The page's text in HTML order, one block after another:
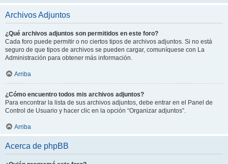
Archivos Adjuntos
¿Qué archivos adjuntos son permitidos en este foro?
Cada foro puede permitir o no ciertos tipos de archivos adjuntos. Si no está
seguro de que tipos de archivos se pueden cargar, comuníquese con La
Administración para obtener más información.
Arriba
¿Cómo encuentro todos mis archivos adjuntos?
Para encontrar la lista de sus archivos adjuntos, debe entrar en el Panel de
Control de Usuario y hacer clic en la opción “Organizar adjuntos”.
Arriba
Acerca de phpBB